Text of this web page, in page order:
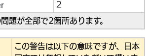
2
題が全部で2箇所あります。
この警告は以下の意味ですが、日本